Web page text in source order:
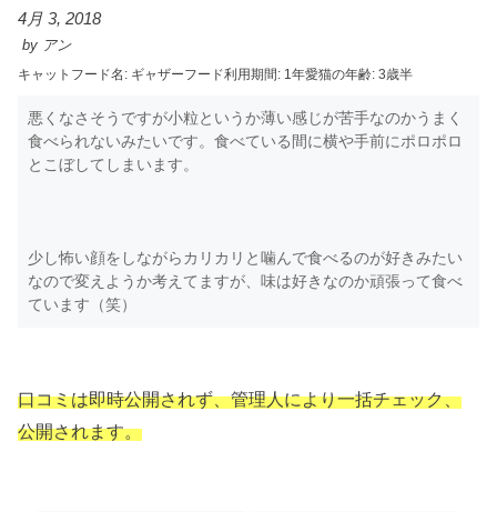
4月 3, 2018
by アン
キャットフード名: ギャザーフード利用期間: 1年愛猫の年齢: 3歳半
悪くなさそうですが小粒というか薄い感じが苦手なのかうまく
食べられないみたいです。食べている間に横や手前にポロポロ
とこぼしてしまいます。
少し怖い顔をしながらカリカリと噛んで食べるのが好きみたい
なので変えようか考えてますが、味は好きなのか頑張って食べ
ています（笑）
口コミは即時公開されず、管理人により一括チェック、
公開されます。